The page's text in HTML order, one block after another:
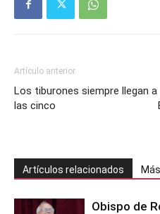
Artículo anterior
Los tiburones siempre llegan a
las cinco
Artículos relacionados
Obispo de